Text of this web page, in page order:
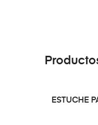
ESTUCHE